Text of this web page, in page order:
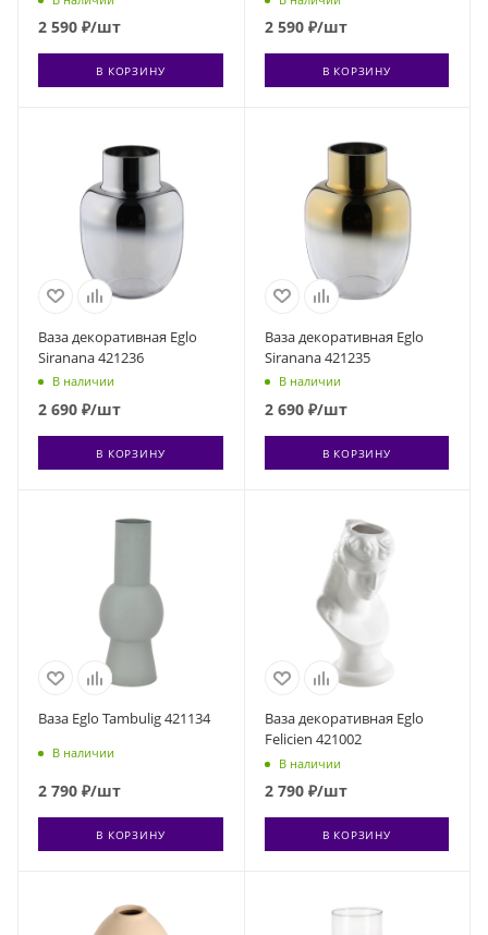
2 590 ₽/шт
В КОРЗИНУ
2 590₽/шт
В КОРЗИНУ
Ваза декоративная Eglo
Siranana 421236
В наличии
2 690 ₽/шт
В КОРЗИНУ
Ваза декоративная Eglo
Siranana 421235
В наличии
2 690₽/шт
В КОРЗИНУ
Ваза Eglo Tambulig 421134
В наличии
2 790 ₽/шт
В КОРЗИНУ
Ваза декоративная Eglo
Felicien 421002
В наличии
2 790₽/шт
В КОРЗИНУ